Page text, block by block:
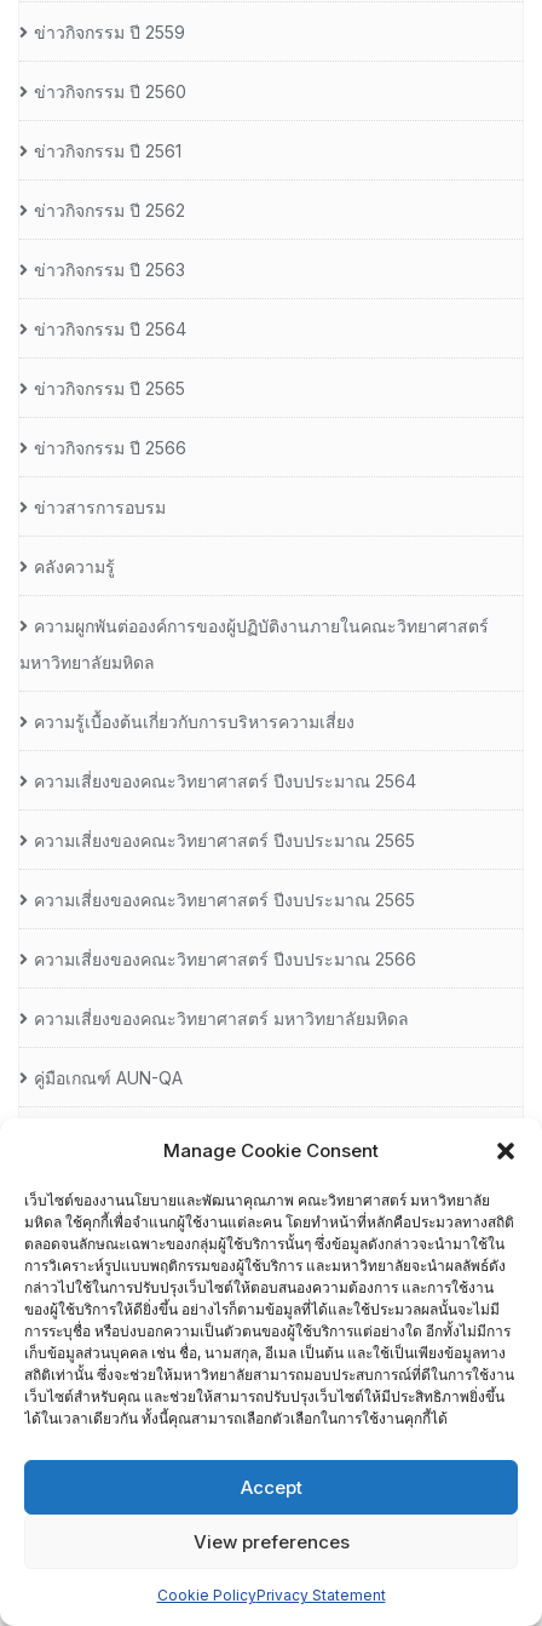
Manage Cookie Consent
เว็บไซต์ของงานนโยบายและพัฒนาคุณภาพ คณะวิทยาศาสตร์ มหาวิทยาลัย
มหิดล ใช้คุกกี้เพื่อจำแนกผู้ใช้งานแต่ละคน โดยทำหน้าที่หลักคือประมวลทางสถิติ
ตลอดจนลักษณะเฉพาะของกลุ่มผู้ใช้บริการนั้นๆ ซึ่งข้อมูลดังกล่าวจะนำมาใช้ใน
การวิเคราะห์รูปแบบพฤติกรรมของผู้ใช้บริการ และมหาวิทยาลัยจะนำผลลัพธ์ดัง
กล่าวไปใช้ในการปรับปรุงเว็บไซต์ให้ตอบสนองความต้องการ และการใช้งาน
ของผู้ใช้บริการให้ดียิ่งขึ้น อย่างไรก็ตามข้อมูลที่ได้และใช้ประมวลผลนั้นจะไม่มี
การระบุชื่อ หรือบ่งบอกความเป็นตัวตนของผู้ใช้บริการแต่อย่างใด อีกทั้งไม่มีการ
เก็บข้อมูลส่วนบุคคล เช่น ชื่อ, นามสกุล, อีเมล เป็นต้น และใช้เป็นเพียงข้อมูลทาง
สถิติเท่านั้น ซึ่งจะช่วยให้มหาวิทยาลัยสามารถมอบประสบการณ์ที่ดีในการใช้งาน
เว็บไซต์สำหรับคุณ และช่วยให้สามารถปรับปรุงเว็บไซต์ให้มีประสิทธิภาพยิ่งขึ้น
ได้ในเวลาเดียวกัน ทั้งนี้คุณสามารถเลือกตัวเลือกในการใช้งานคุกกี้ได้
Accept
View preferences
Cookie PolicyPrivacy Statement
ข่าวกิจกรรม ปี 2559
ข่าวกิจกรรม ปี 2560
ข่าวกิจกรรม ปี 2561
ข่าวกิจกรรม ปี 2562
ข่าวกิจกรรม ปี 2563
ข่าวกิจกรรม ปี 2564
ข่าวกิจกรรม ปี 2565
ข่าวกิจกรรม ปี 2566
ข่าวสารการอบรม
คลังความรู้
ความผูกพันต่อองค์การของผู้ปฏิบัติงานภายในคณะวิทยาศาสตร์
มหาวิทยาลัยมหิดล
ความรู้เบื้องต้นเกี่ยวกับการบริหารความเสี่ยง
ความเสี่ยงของคณะวิทยาศาสตร์ ปีงบประมาณ 2564
ความเสี่ยงของคณะวิทยาศาสตร์ ปีงบประมาณ 2565
ความเสี่ยงของคณะวิทยาศาสตร์ ปีงบประมาณ 2565
ความเสี่ยงของคณะวิทยาศาสตร์ ปีงบประมาณ 2566
ความเสี่ยงของคณะวิทยาศาสตร์ มหาวิทยาลัยมหิดล
คู่มือเกณฑ์ AUN-QA
ตัวชี้วัดยุทธศาสตร์มหาวิทยาลัย (MUKPI)
ติดต่อเรา
นย. 05-1 ความต้องการ/ความคาดหวังต่อการเข้าทำงานที่คณะ
วิทยาศาสตร์
นย.02-1 ความพึงพอใจของนักศึกษาต่อสิ่งสนับสนุนการเรียนรู้ คณะ